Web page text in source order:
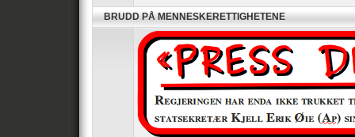
BRUDD PÅ MENNESKERETTIGHETENE